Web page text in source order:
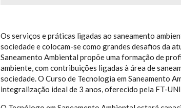
Os serviços e práticas ligadas ao saneamento
sociedade e colocam-se como grandes desafios da
Saneamento Ambiental propõe uma formação de
ambiente, com contribuições ligadas à área de
sociedade. O Curso de Tecnologia em Saneamento
integralização ideal de 3 anos, oferecido pela FT-